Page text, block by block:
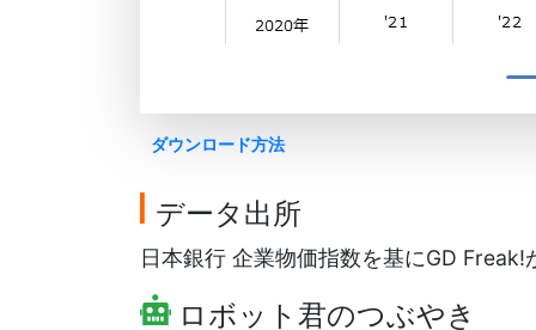
ダウンロード方法
データ出所
日本銀行 企業物価指数を基にGD Freak!
ロボット君のつぶやき